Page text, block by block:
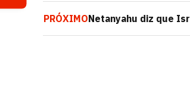
PRÓXIMONetanyahu diz que